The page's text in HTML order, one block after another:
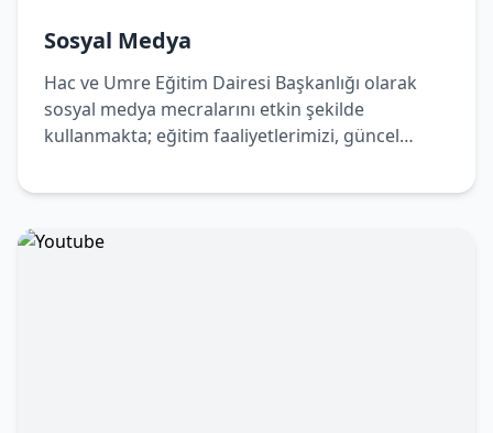
Sosyal Medya
Hac ve Umre Eğitim Dairesi Başkanlığı olarak
sosyal medya mecralarını etkin şekilde
kullanmakta; eğitim faaliyetlerimizi, güncel
dijital platformlar üzerinden de
medya hesaplarımızdan takip ederek